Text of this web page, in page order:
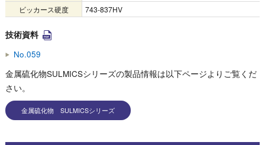
ビッカース硬度
743-837HV
技術資料
No.059
金属硫化物SULMICSシリーズの製品情報は以下ページよりご覧くだ
さい。
金属硫化物 SULMICSシリーズ